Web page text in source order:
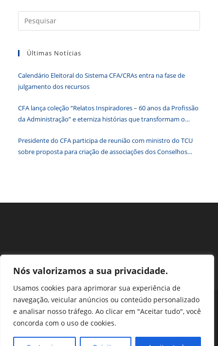
Nós valorizamos a sua privacidade.
Usamos cookies para aprimorar sua experiência de
navegação, veicular anúncios ou conteúdo personalizado
e analisar nosso tráfego. Ao clicar em "Aceitar tudo", você
concorda com o uso de cookies.
Gestão
a
Últimas Notícias
Calendário Eleitoral do Sistema CFA/CRAs entra na fase de
julgamento dos recursos
CFA lança coleção “Relatos Inspiradores – 60 anos da Profissão
da Administração” e eterniza histórias que transformam o
Presidente do CFA participa de reunião com ministro do TCU
sobre proposta para criação de associações dos Conselhos
Perguntas Frequentes
Ouvidoria
Transparência e prestação de contas
Assessoria de Imprensa